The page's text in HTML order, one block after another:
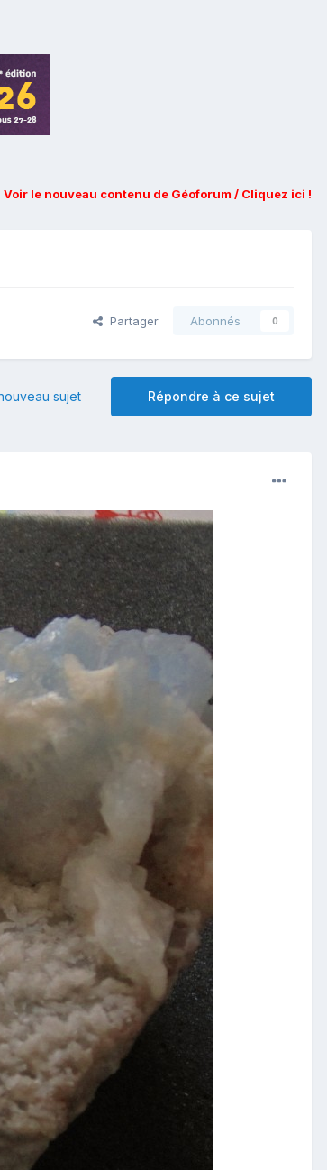
Voir le nouveau contenu de Géoforum / Cliquez ici !
Partager Abonnés 0
Répondre à ce sujet
sujet